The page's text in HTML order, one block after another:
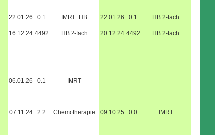
22.01.26 0.1 IMRT+HB 22.01.26 0.1 HB 2-fach
16.12.24 4492 HB 2-fach 20.12.24 4492 HB 2-fach
06.01.26 0.1 IMRT
07.11.24 2.2 Chemotherapie 09.10.25 0.0 IMRT